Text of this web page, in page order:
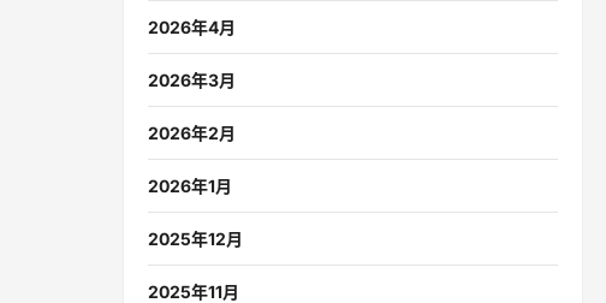
2026年4月
2026年3月
2026年2月
2026年1月
2025年12月
2025年11月